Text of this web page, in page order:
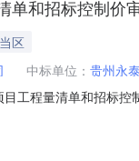
单和招标控制价
区
中标单位： 贵州永
工程量清单和招标
停车场建设项目工